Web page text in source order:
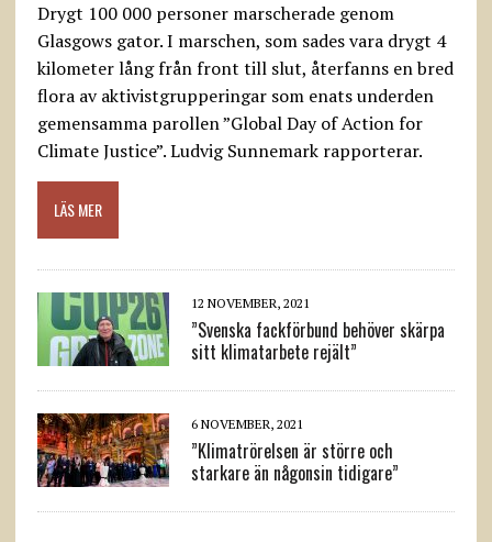
Drygt 100 000 personer marscherade genom
Glasgows gator. I marschen, som sades vara drygt 4
kilometer lång från front till slut, återfanns en bred
flora av aktivistgrupperingar som enats underden
gemensamma parollen ”Global Day of Action for
Climate Justice”. Ludvig Sunnemark rapporterar.
LÄS MER
12 NOVEMBER, 2021
”Svenska fackförbund behöver skärpa
sitt klimatarbete rejält”
6 NOVEMBER, 2021
”Klimatrörelsen är större och
starkare än någonsin tidigare”